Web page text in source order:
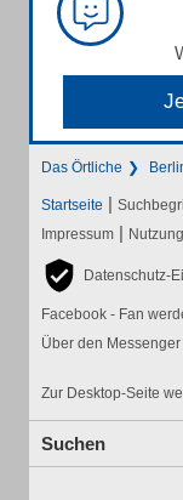
Das Örtliche
Startseite |
Impressum |
Datenschutz-
Facebook - Fan
Über den
Zur Desktop-Seite
Suchen